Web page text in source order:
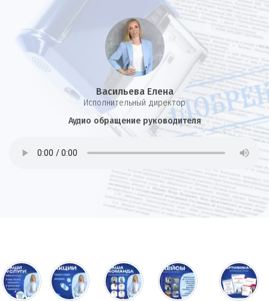
Васильева Елена
И сполнительный директор
Аудио обращение руководителя